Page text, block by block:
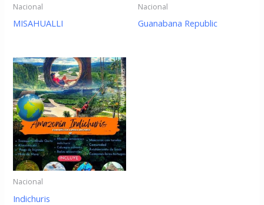
Nacional
MISAHUALLI
Nacional
Guanabana Republic
Nacional
Indichuris